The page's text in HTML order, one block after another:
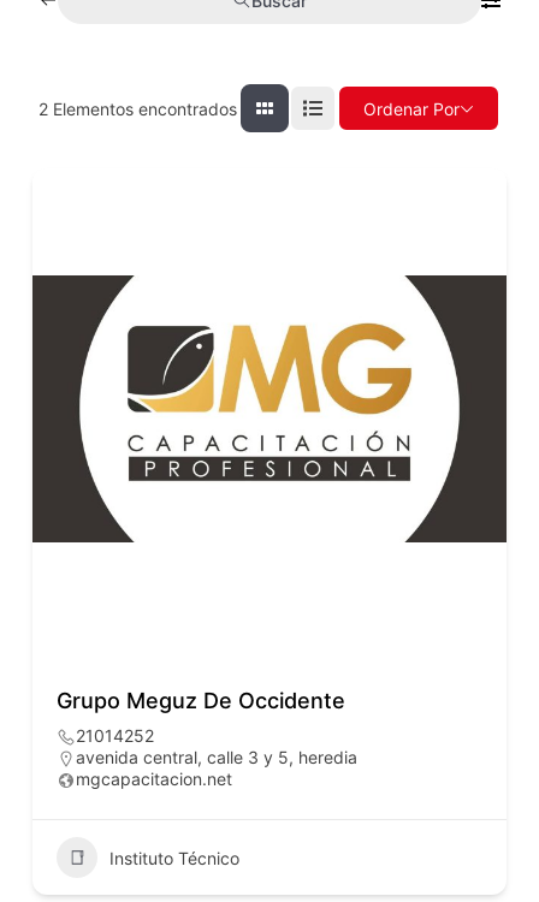
2 Elementos encontrados Ordenar Por
Grupo Meguz De Occidente
21014252
avenida central, calle 3 y 5, heredia
mgcapacitacion.net
Instituto Técnico